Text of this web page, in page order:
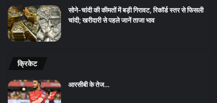
सोने-चांदी की कीमतों में बड़ी गिरावट, रिकॉर्ड स्तर से फिसली
चांदी; खरीदारी से पहले जानें ताजा भाव
क्रिकेट
आरसीबी के तेज…